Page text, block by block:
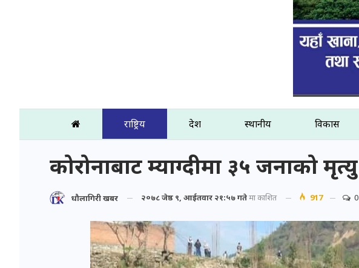
राष्ट्रिय प्रदेश स्थानीय विकास
कोरोनाबाट म्याग्दीमा ३५ जनाको मृत्यु
धौलागिरी खबर २०७८ जेष्ठ ९, आईतवार २१:५७ गतेमा प्रकाशित 917 0